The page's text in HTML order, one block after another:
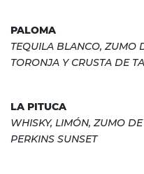
PALOMA
TEQUILA BLANCO, ZUMO
TORONJA Y CRUSTA DE
LA PITUCA
WHISKY, LIMÓN, ZUMO
PERKINS SUNSET